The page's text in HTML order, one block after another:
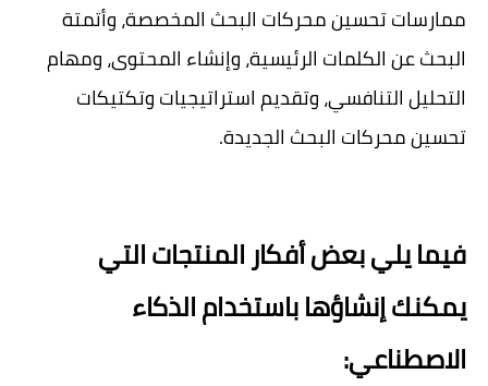
ممارسات تحسين محركات البحث المخصصة، وأتمتة
البحث عن الكلمات الرئيسية، وإنشاء المحتوى، ومهام
التحليل التنافسي، وتقديم استراتيجيات وتكتيكات
تحسين محركات البحث الجديدة.
فيما يلي بعض أفكار المنتجات التي
يمكنك إنشاؤها باستخدام الذكاء
الاصطناعي: